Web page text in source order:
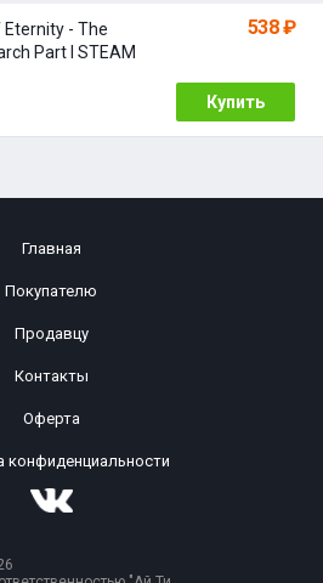
Eternity - The
Part I STEAM
538 ₽
Купить
Главная
Покупателю
Продавцу
Контакты
Оферта
конфиденциальности